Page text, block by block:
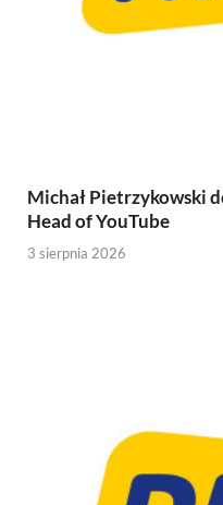
Michał Pietrzykowski
Head of YouTube
3 sierpnia 2026